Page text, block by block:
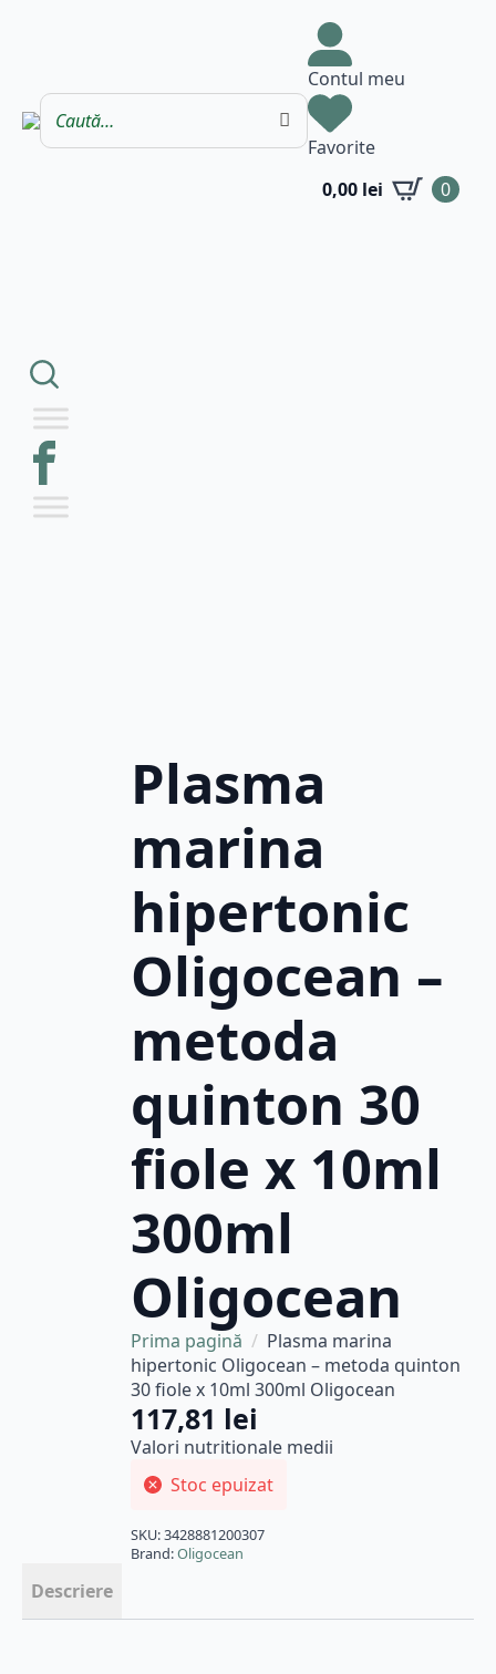
Contul meu
Favorite
0,00 lei 0
Plasma
marina
hipertonic
Oligocean –
metoda
quinton 30
fiole x 10ml
300ml
Oligocean
Prima pagină
Plasma marina
hipertonic Oligocean – metoda quinton
30 fiole x 10ml 300ml Oligocean
117,81 lei
Valori nutritionale medii
Stoc epuizat
SKU:3428881200307
Brand:Oligocean
Descriere